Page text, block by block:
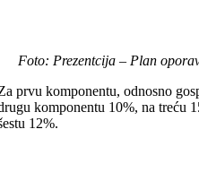
Foto: Prezentcija – Plan
prvu komponentu, odnosno
komponentu 10%, na treću
12%.